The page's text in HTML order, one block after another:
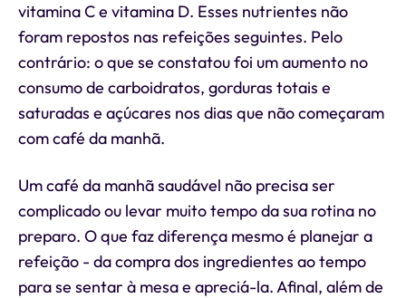
vitamina C e vitamina D. Esses nutrientes não
foram repostos nas refeições seguintes. Pelo
contrário: o que se constatou foi um aumento no
consumo de carboidratos, gorduras totais e
saturadas e açúcares nos dias que não começaram
com café da manhã.
Um café da manhã saudável não precisa ser
complicado ou levar muito tempo da sua rotina no
preparo. O que faz diferença mesmo é planejar a
refeição - da compra dos ingredientes ao tempo
para se sentar à mesa e apreciá-la. Afinal, além de